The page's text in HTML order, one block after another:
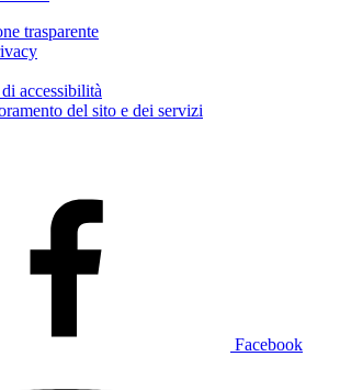
trasparente
accessibilità
del sito e dei servizi
Facebook